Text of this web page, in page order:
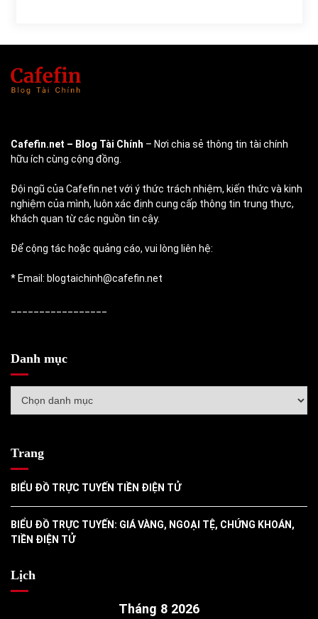
Cafefin.net – Blog Tài Chính – Nơi chia sẻ thông tin tài chính
hữu ích cùng cộng đồng.
Đội ngũ của Cafefin.net với ý thức trách nhiệm, kiến thức và kinh
nghiệm của mình, luôn xác định cung cấp thông tin trung thực,
khách quan từ các nguồn tin cậy.
Để cộng tác hoặc quảng cáo, vui lòng liên hệ:
* Email: blogtaichinh@cafefin.net
Danh mục
mục
Trang
BIỂU ĐỒ TRỰC TUYẾN TIỀN ĐIỆN TỬ
BIỂU ĐỒ TRỰC TUYẾN: GIÁ VÀNG, NGOẠI TỆ, CHỨNG KHOÁN,
TIỀN ĐIỆN TỬ
Lịch
Tháng 8 2026